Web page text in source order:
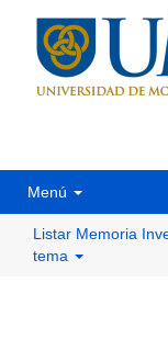
Menú
Listar Memoria
tema